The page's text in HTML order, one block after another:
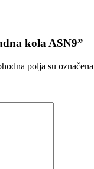
kola ASN9”
polja su označena